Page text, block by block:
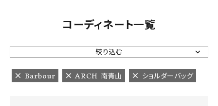
NEW ARRIVAL
ARCH EXCLUSIVE
BRAND
コーディネート一覧
絞り込む
Barbour ARCH 南青山 ショルダーバッグ